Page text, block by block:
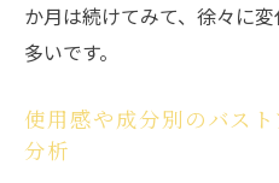
バストアップクリ
コミ活用
か月は続けてみて、徐々に
多いです。
使用感や成分別のバス
分析